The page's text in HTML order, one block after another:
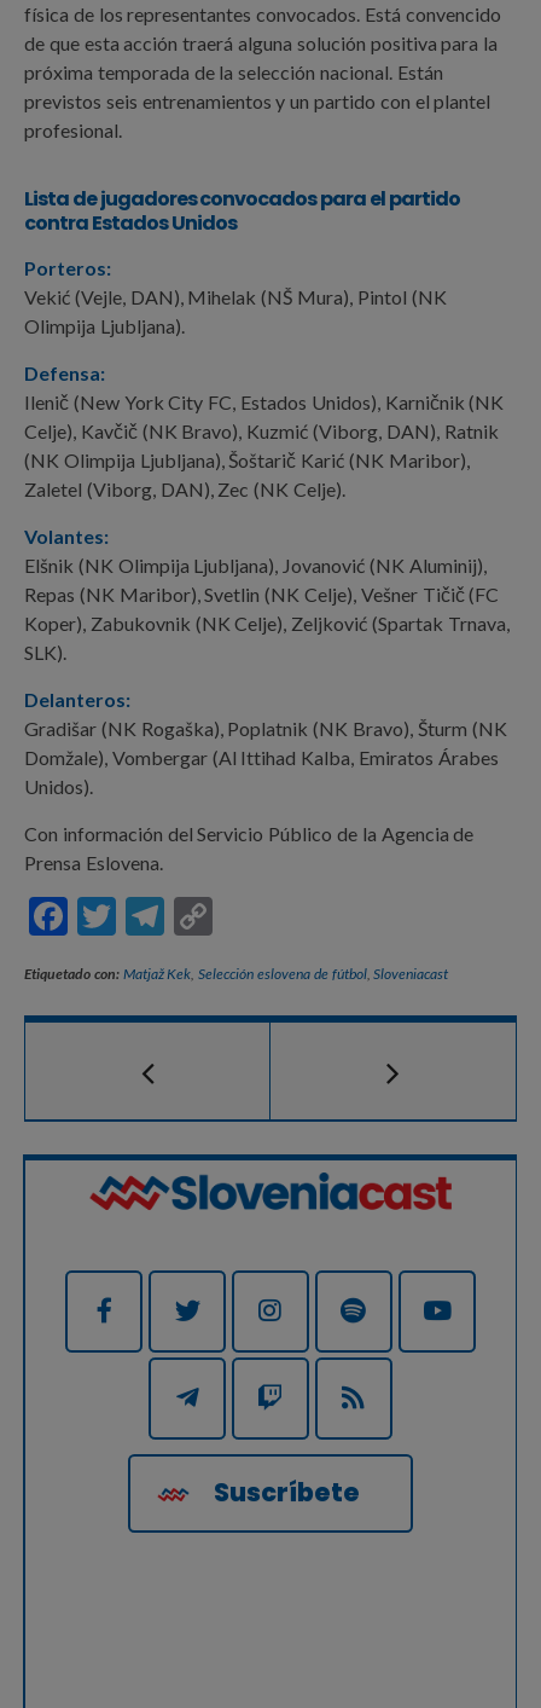
física de los representantes convocados. Está convencido
de que esta acción traerá alguna solución positiva para la
próxima temporada de la selección nacional. Están
previstos seis entrenamientos y un partido con el plantel
profesional.
Lista de jugadores convocados para el partido
contra Estados Unidos
Porteros:
Vekić (Vejle, DAN), Mihelak (NŠ Mura), Pintol (NK
Olimpija Ljubljana).
Defensa:
Ilenič (New York City FC, Estados Unidos), Karničnik (NK
Celje), Kavčič (NK Bravo), Kuzmić (Viborg, DAN), Ratnik
(NK Olimpija Ljubljana), Šoštarič Karić (NK Maribor),
Zaletel (Viborg, DAN), Zec (NK Celje).
Volantes:
Elšnik (NK Olimpija Ljubljana), Jovanović (NK Aluminij),
Repas (NK Maribor), Svetlin (NK Celje), Vešner Tičič (FC
Koper), Zabukovnik (NK Celje), Zeljković (Spartak Trnava,
SLK).
Delanteros:
Gradišar (NK Rogaška), Poplatnik (NK Bravo), Šturm (NK
Domžale), Vombergar (Al Ittihad Kalba, Emiratos Árabes
Unidos).
Con información del Servicio Público de la Agencia de
Prensa Eslovena.
F
e
b
o
k
T
itt
er
T
e
gr
m
p
y
n
k
Etiquetado con: Matjaž Kek ,Selección eslovena de fútbol,Sloveniacast
Suscríbete